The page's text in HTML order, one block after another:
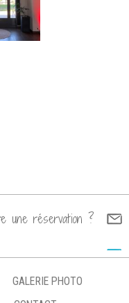
Grange de la
2020
07/2020
2020
80 & 90 en
de Vair
une réservation ?
GALERIE PHOTO